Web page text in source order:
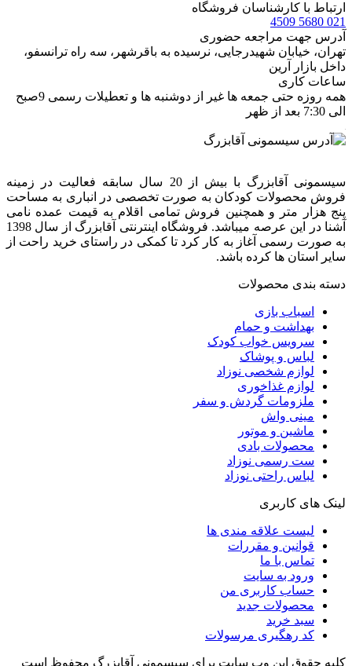
ارتباط با کارشناسان فروشگاه
021 5680 4509
آدرس جهت مراجعه حضوری
تهران، خيابان شهيدرجايى، نرسیده به باقرشهر، سه راه ترانسفو،
داخل بازار آرین
ساعات کاری
همه روزه حتی جمعه ها غیر از دوشنبه ها و تعطیلات رسمی 9صبح
الی 7:30 بعد از ظهر
سیسمونی آقابزرگ با بیش از 20 سال سابقه فعالیت در زمینه
فروش محصولات کودکان به صورت تخصصی در انباری به مساحت
پنج هزار متر و همچنین فروش تمامی اقلام به قیمت عمده نامی
آشنا در این عرصه میباشد. فروشگاه اینترنتی آقابزرگ از سال 1398
به صورت رسمی آغاز به کار کرد تا کمکی در راستای خرید راحت از
سایر استان ها کرده باشد.
دسته بندی محصولات
اسباب بازی
بهداشت و حمام
سرویس خواب کودک
لباس و پوشاک
لوازم شخصی نوزاد
لوازم غذاخوری
ملزومات گردش و سفر
مینی واش
ماشین و موتور
محصولات بادی
ست رسمی نوزاد
لباس راحتی نوزاد
لینک های کاربری
لیست علاقه مندی ها
قوانین و مقررات
تماس با ما
ورود به سایت
حساب کاربری من
محصولات جدید
سبد خرید
کد رهگیری مرسولات
کلیه حقوق این وب سایت برای سیسمونی آقابزرگ محفوظ است